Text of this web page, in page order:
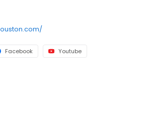
Facebook Youtube